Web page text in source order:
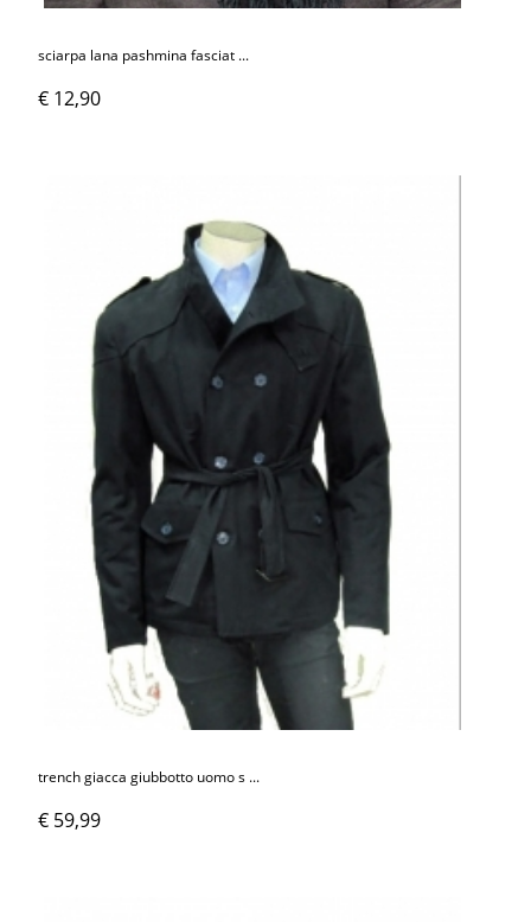
sciarpa lana pashmina fasciat ...
€ 12,90
trench giacca giubbotto uomo s ...
€ 59,99